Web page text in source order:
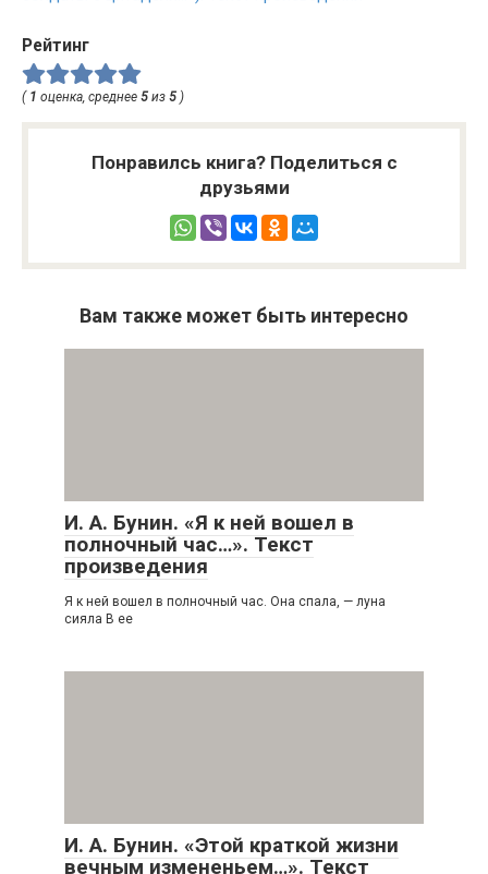
Рейтинг
( 1 оценка, среднее 5 из 5 )
Понравилсь книга? Поделиться с
друзьями
Вам также может быть интересно
И. А. Бунин. «Я к ней вошел в
полночный час…». Текст
произведения
Я к ней вошел в полночный час. Она спала, — луна
сияла В ее
И. А. Бунин. «Этой краткой жизни
вечным измененьем…». Текст